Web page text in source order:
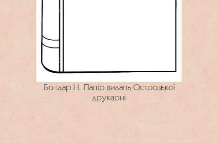
Бондар Н. Папір видань Острозької
друкарні